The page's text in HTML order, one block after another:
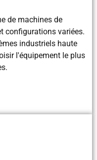
Haute en
raison de
Modéré
de machines de
configurations variées.
industriels haute
l'équipement le plus